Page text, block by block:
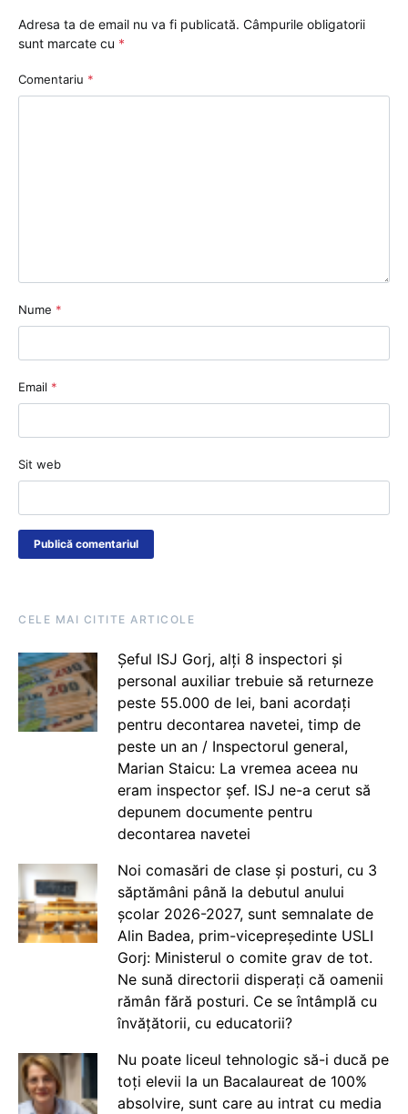
Adresa ta de email nu va fi publicată. Câmpurile obligatorii
sunt marcate cu *
Comentariu *
Nume *
Email *
Sit web
CELE MAI CITITE ARTICOLE
Șeful ISJ Gorj, alți 8 inspectori și
personal auxiliar trebuie să returneze
peste 55.000 de lei, bani acordați
pentru decontarea navetei, timp de
peste un an / Inspectorul general,
Marian Staicu: La vremea aceea nu
eram inspector șef. ISJ ne-a cerut să
depunem documente pentru
decontarea navetei
Noi comasări de clase și posturi, cu 3
săptămâni până la debutul anului
școlar 2026-2027, sunt semnalate de
Alin Badea, prim-vicepreședinte USLI
Gorj: Ministerul o comite grav de tot.
Ne sună directorii disperați că oamenii
rămân fără posturi. Ce se întâmplă cu
învățătorii, cu educatorii?
Nu poate liceul tehnologic să-i ducă pe
toți elevii la un Bacalaureat de 100%
absolvire, sunt care au intrat cu media